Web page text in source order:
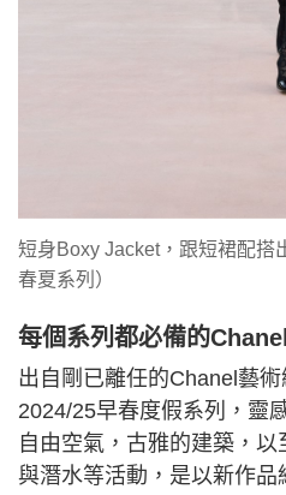
短身Boxy Jacket，跟短裙配搭
春夏系列）
每個系列都必備的
出自剛已離任的Chanel藝
2024/25早春度假系列，靈
自由空氣，古雅的建築，
與潛水等活動，是以新作